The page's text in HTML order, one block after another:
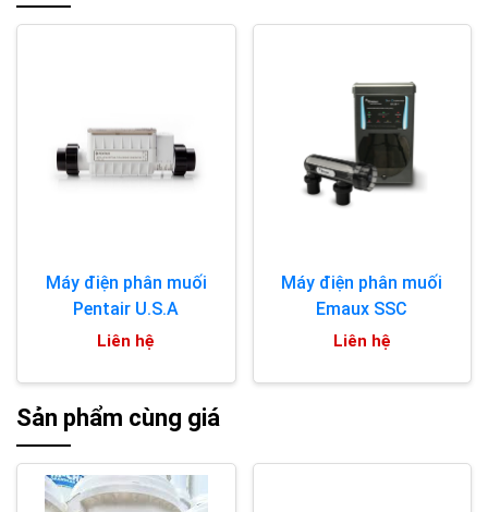
Máy điện phân muối
Pentair U.S.A
Liên hệ
Máy điện phân muối
Emaux SSC
Liên hệ
Sản phẩm cùng giá